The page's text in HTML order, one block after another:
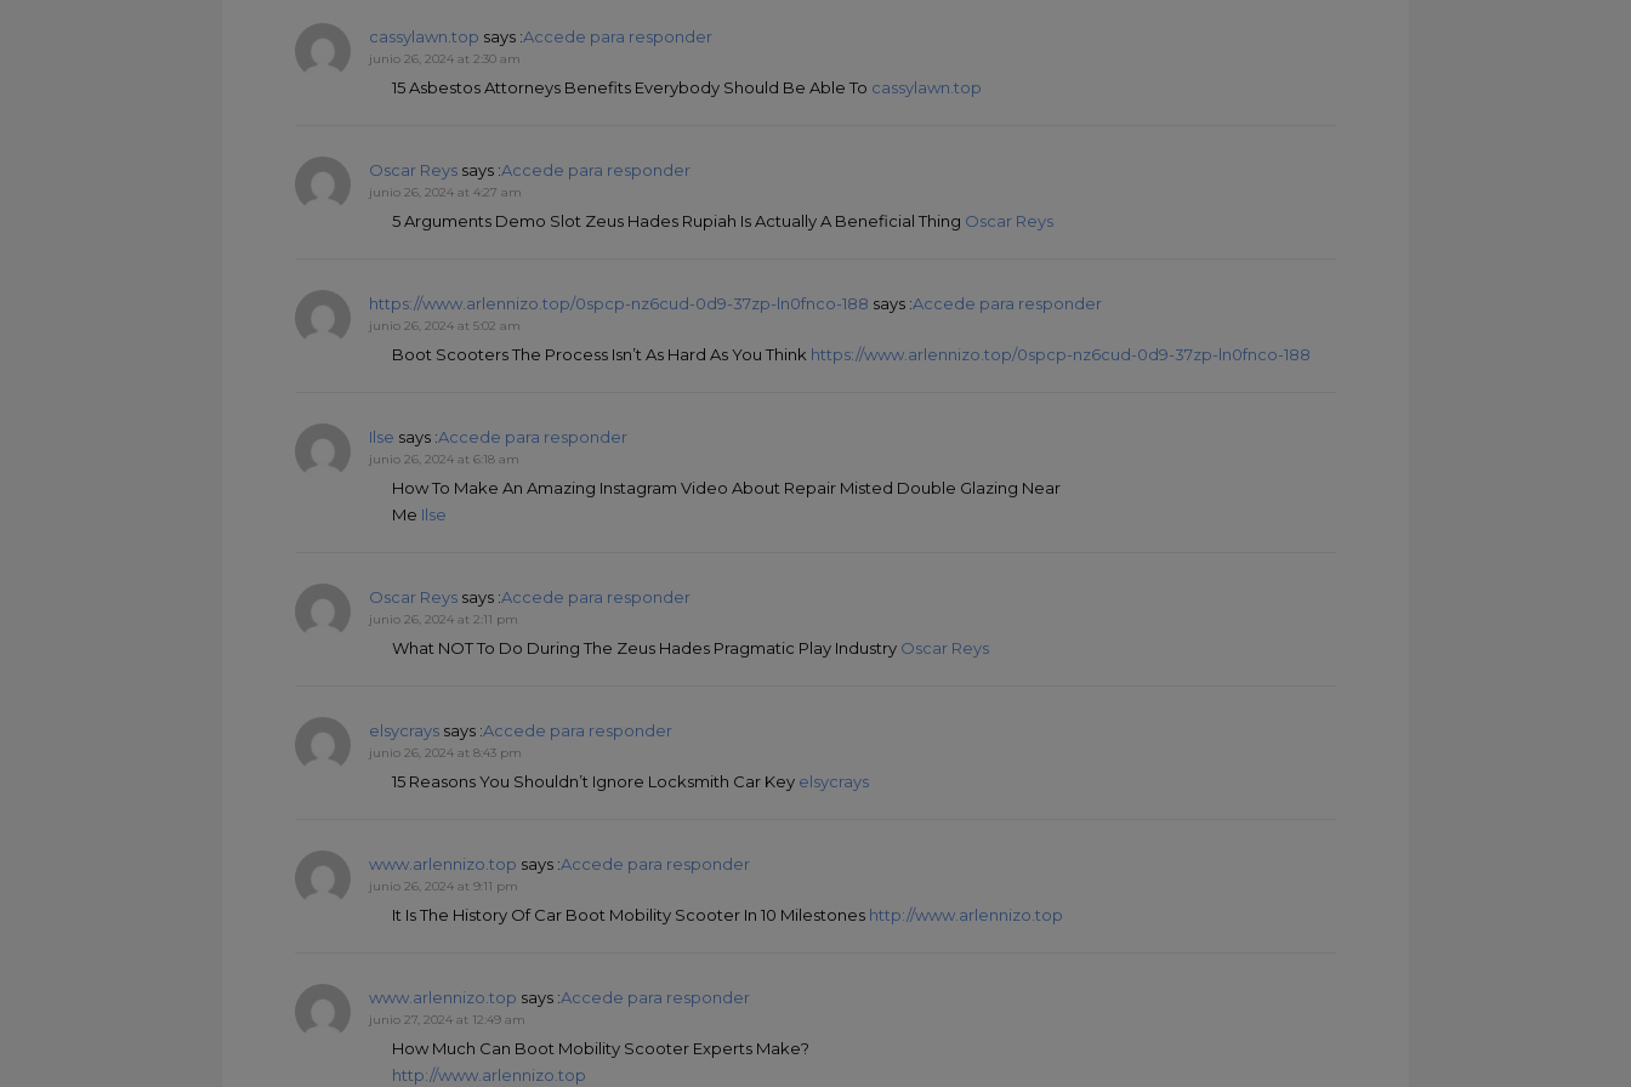
cassylawn.top says :Accede para responder
junio 26, 2024 at 2:30 am
15 Asbestos Attorneys Benefits Everybody Should Be Able To cassylawn.top
Oscar Reys says :Accede para responder
junio 26, 2024 at 4:27 am
5 Arguments Demo Slot Zeus Hades Rupiah Is Actually A Beneficial Thing Oscar Reys
https://www.arlennizo.top/0spcp-nz6cud-0d9-37zp-ln0fnco-188 says :Accede para responder
junio 26, 2024 at 5:02 am
Boot Scooters The Process Isn’t As Hard As You Think https://www.arlennizo.top/0spcp-nz6cud-0d9-37zp-ln0fnco-188
Ilse says :Accede para responder
junio 26, 2024 at 6:18 am
How To Make An Amazing Instagram Video About Repair Misted Double Glazing Near
Me Ilse
Oscar Reys says :Accede para responder
junio 26, 2024 at 2:11 pm
What NOT To Do During The Zeus Hades Pragmatic Play Industry Oscar Reys
elsycrays says :Accede para responder
junio 26, 2024 at 8:43 pm
15 Reasons You Shouldn’t Ignore Locksmith Car Key elsycrays
www.arlennizo.top says :Accede para responder
junio 26, 2024 at 9:11 pm
It Is The History Of Car Boot Mobility Scooter In 10 Milestones http://www.arlennizo.top
www.arlennizo.top says :Accede para responder
junio 27, 2024 at 12:49 am
How Much Can Boot Mobility Scooter Experts Make?
http://www.arlennizo.top